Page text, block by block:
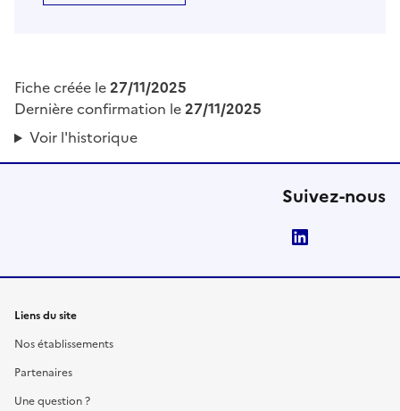
Fiche créée le27/11/2025
Dernière confirmation le27/11/2025
Voir l'historique
Suivez-nous
Liens du site
Nos établissements
Partenaires
Une question ?